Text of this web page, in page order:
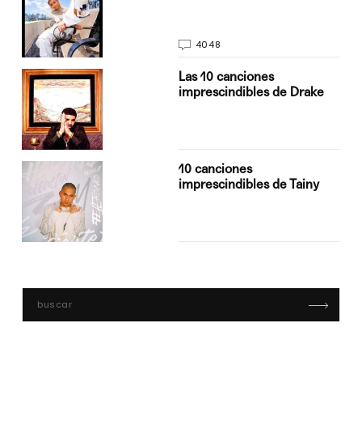
4048
Las 10 canciones
imprescindibles de Drake
10 canciones
imprescindibles de Tainy